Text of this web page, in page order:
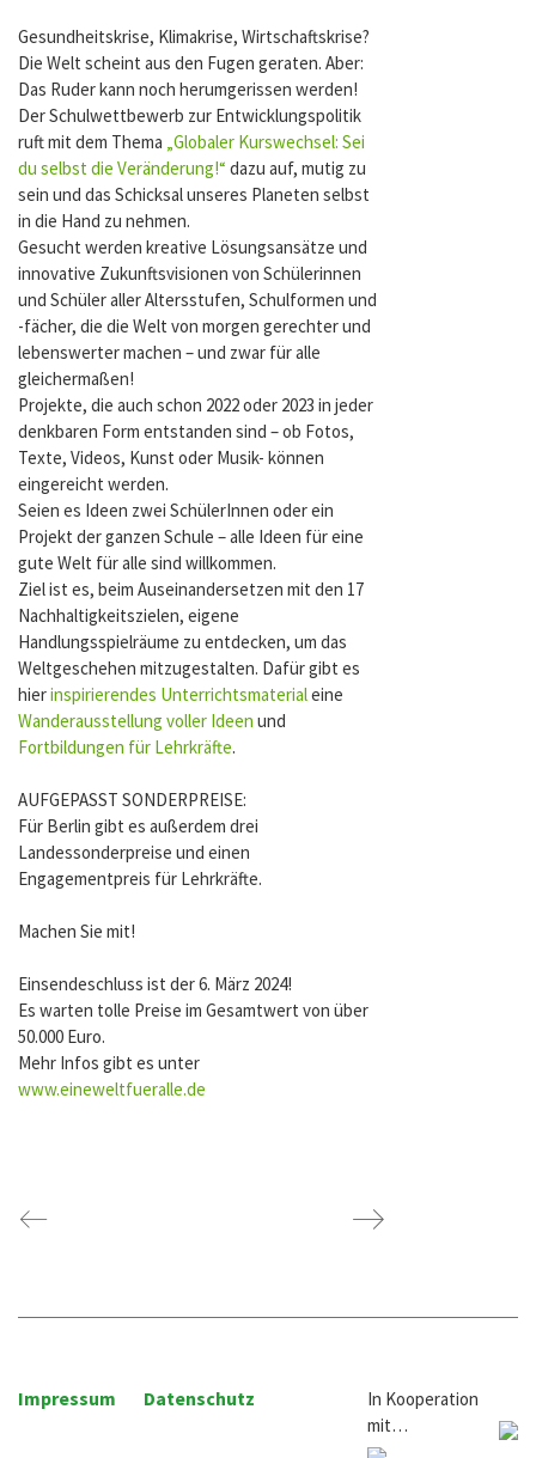
Gesundheitskrise, Klimakrise, Wirtschaftskrise?
Die Welt scheint aus den Fugen geraten. Aber:
Das Ruder kann noch herumgerissen werden!
Der Schulwettbewerb zur Entwicklungspolitik
ruft mit dem Thema „Globaler Kurswechsel: Sei
du selbst die Veränderung!“ dazu auf, mutig zu
sein und das Schicksal unseres Planeten selbst
in die Hand zu nehmen.
Gesucht werden kreative Lösungsansätze und
innovative Zukunftsvisionen von Schülerinnen
und Schüler aller Altersstufen, Schulformen und
-fächer, die die Welt von morgen gerechter und
lebenswerter machen – und zwar für alle
gleichermaßen!
Projekte, die auch schon 2022 oder 2023 in jeder
denkbaren Form entstanden sind – ob Fotos,
Texte, Videos, Kunst oder Musik- können
eingereicht werden.
Seien es Ideen zwei SchülerInnen oder ein
Projekt der ganzen Schule – alle Ideen für eine
gute Welt für alle sind willkommen.
Ziel ist es, beim Auseinandersetzen mit den 17
Nachhaltigkeitszielen, eigene
Handlungsspielräume zu entdecken, um das
Weltgeschehen mitzugestalten. Dafür gibt es
hierinspirierendes Unterrichtsmaterialeine
Wanderausstellung voller Ideen und
Fortbildungen für Lehrkräfte.
AUFGEPASST SONDERPREISE:
Für Berlin gibt es außerdem drei
Landessonderpreise und einen
Engagementpreis für Lehrkräfte.
Machen Sie mit!
Einsendeschluss ist der 6. März 2024!
Es warten tolle Preise im Gesamtwert von über
50.000 Euro.
Mehr Infos gibt es unter
www.eineweltfueralle.de
In Kooperation
mit…
Impressum Datenschutz